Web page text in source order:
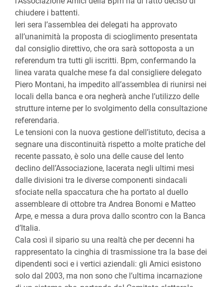
chiudere i battenti.
Ieri sera l’assemblea dei delegati ha approvato
all’unanimità la proposta di scioglimento presentata
dal consiglio direttivo, che ora sarà sottoposta a un
referendum tra tutti gli iscritti. Bpm, confermando la
linea varata qualche mese fa dal consigliere delegato
Piero Montani, ha impedito all’assemblea di riunirsi nei
locali della banca e ora negherà anche l’utilizzo delle
strutture interne per lo svolgimento della consultazione
referendaria.
Le tensioni con la nuova gestione dell’istituto, decisa a
segnare una discontinuità rispetto a molte pratiche del
recente passato, è solo una delle cause del lento
declino dell’Associazione, lacerata negli ultimi mesi
dalle divisioni tra le diverse componenti sindacali
sfociate nella spaccatura che ha portato al duello
assembleare di ottobre tra Andrea Bonomi e Matteo
Arpe, e messa a dura prova dallo scontro con la Banca
d’Italia.
Cala così il sipario su una realtà che per decenni ha
rappresentato la cinghia di trasmissione tra la base dei
dipendenti soci e i vertici aziendali: gli Amici esistono
solo dal 2003, ma non sono che l’ultima incarnazione